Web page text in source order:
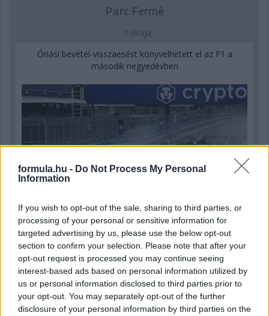
formula.hu - Do Not Process My Personal
Information
If you wish to opt-out of the sale, sharing to third parties, or
processing of your personal or sensitive information for
targeted advertising by us, please use the below opt-out
section to confirm your selection. Please note that after your
opt-out request is processed you may continue seeing
interest-based ads based on personal information utilized by
us or personal information disclosed to third parties prior to
your opt-out. You may separately opt-out of the further
disclosure of your personal information by third parties on the
Parc Fermé
1 órája
Óriási bevétel-visszaesést könyvelhetett el az F1 a
második negyedévben
4 órája
Kerékpáros világbajnokságra kvalifikálta magát Bottas az
F1-es nyári szünetben